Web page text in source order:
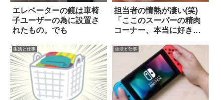
エレベーターの鏡は車椅
子ユーザーの為に設置さ
れたもの。でも
担当者の情熱が凄い(笑)
「ここのスーパーの精肉
コーナー、本当に好き」
生活と仕事 生活と仕事